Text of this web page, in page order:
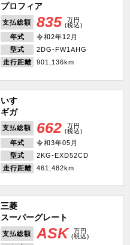
プロフィア
支払総額 835
万円
(税込)
年式
令和2年12月
型式
2DG-FW1AHG
走行距離
901,136km
いすゞ
ギガ
支払総額 662
万円
(税込)
年式
令和3年05月
型式
2KG-EXD52CD
走行距離
461,482km
三菱
スーパーグレート
支払総額 ASK
万円
(税込)